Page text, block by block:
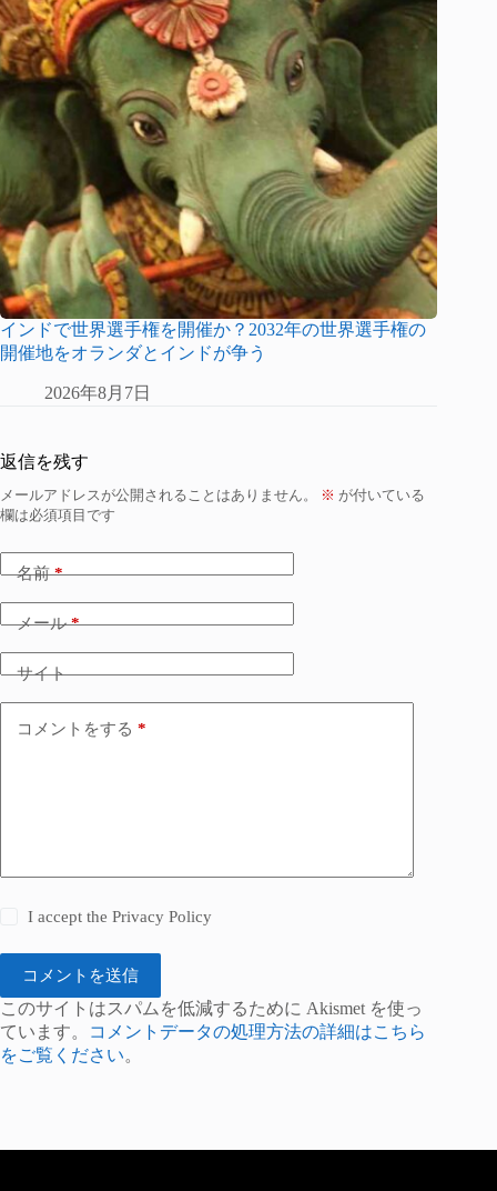
インドで世界選手権を開催か？2032年の世界選手権の
開催地をオランダとインドが争う
2026年8月7日
返信を残す
メールアドレスが公開されることはありません。 ※ が付いている
欄は必須項目です
名前*
メール*
サイト
コメントをする *
I accept thePrivacy Policy
コメントを送信
このサイトはスパムを低減するために Akismet を使っ
ています。
コメントデータの処理方法の詳細はこちら
をご覧ください。